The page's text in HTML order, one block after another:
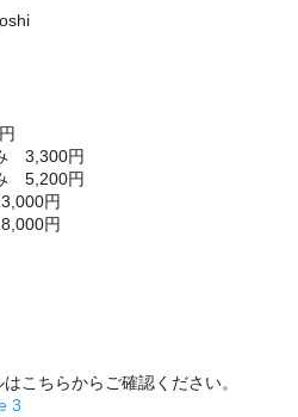
3,300円
5,200円
円
円
こちらからご確認ください。
3